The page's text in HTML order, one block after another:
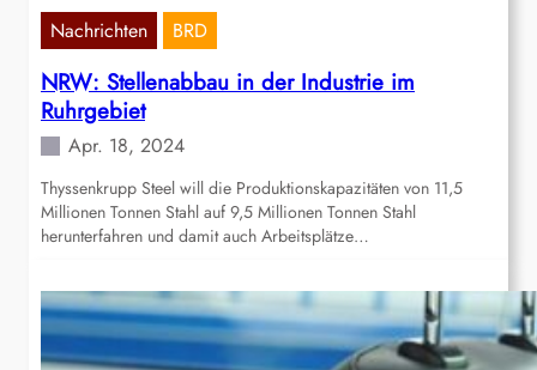
Nachrichten BRD
NRW: Stellenabbau in der Industrie im
Ruhrgebiet
Apr. 18, 2024
Thyssenkrupp Steel will die Produktionskapazitäten von 11,5
Millionen Tonnen Stahl auf 9,5 Millionen Tonnen Stahl
herunterfahren und damit auch Arbeitsplätze…